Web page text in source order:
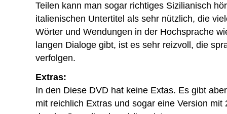
Teilen kann man sogar richtiges Sizilianisch
italienischen Untertitel als sehr nützlich, die
Wörter und Wendungen in der Hochsprache
langen Dialoge gibt, ist es sehr reizvoll, die
verfolgen.
Extras:
In den Diese DVD hat keine Extas. Es gibt
mit reichlich Extras und sogar eine Version mit